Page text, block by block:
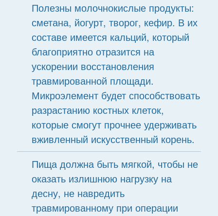
Полезны молочнокислые продукты:
сметана, йогурт, творог, кефир. В их
составе имеется кальций, который
благоприятно отразится на
ускорении восстановления
травмированной площади.
Микроэлемент будет способствовать
разрастанию костных клеток,
которые смогут прочнее удерживать
вживленный искусственный корень.
Пища должна быть мягкой, чтобы не
оказать излишнюю нагрузку на
десну, не навредить
травмированному при операции